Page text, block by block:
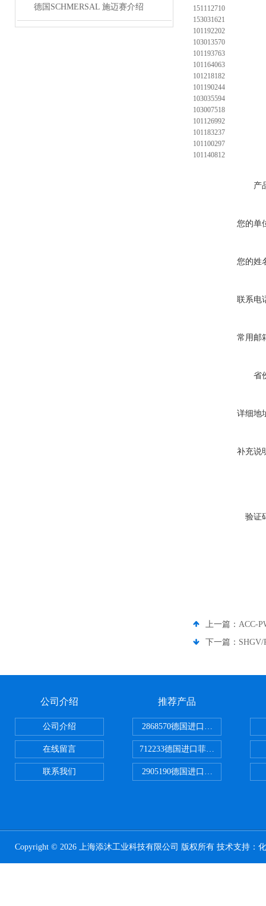
德国SCHMERSAL 施迈赛介绍
151112710
153031621
101192202
103013570
101193763
101164063
101218182
101190244
103035594
103007518
101126992
101183237
101100297
101140812
产
您的单
您的姓
联系电
常用邮
省
详细地
补充说
验证
上一篇： ACC-
下一篇： SHGV/
公司介绍
公司介绍
在线留言
联系我们
推荐产品
2868570德国进口菲尼克斯电源
712233德国进口菲尼克斯断路器
2905190德国进口菲尼克斯继电器
Copyright © 2026 上海添沐工业科技有限公司 版权所有 技术支持：